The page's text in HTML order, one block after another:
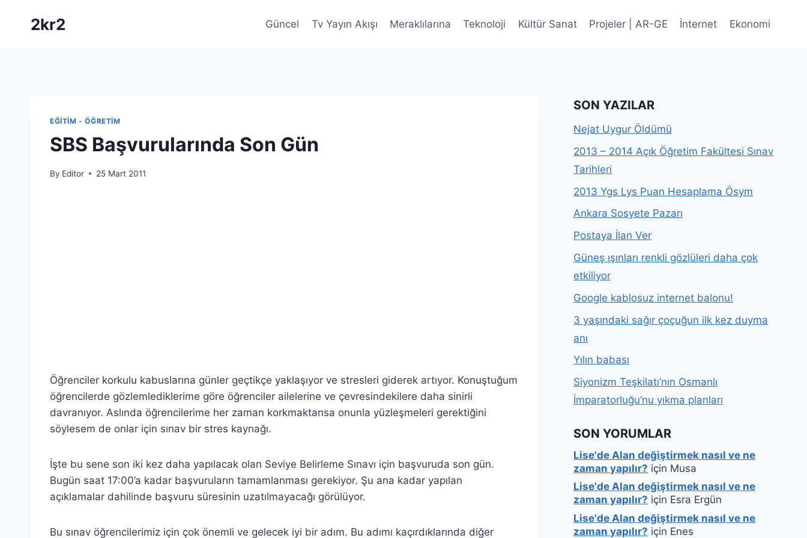
2kr2 Güncel Tv Yayın Akışı Meraklılarına Teknoloji Kültür Sanat Projeler | AR-GE İnternet Ekonomi
EĞITIM - ÖĞRETIM
SBS Başvurularında Son Gün
By Editor 25 Mart 2011
Öğrenciler korkulu kabuslarına günler geçtikçe yaklaşıyor ve stresleri giderek artıyor. Konuştuğum
öğrencilerde gözlemlediklerime göre öğrenciler ailelerine ve çevresindekilere daha sinirli
davranıyor. Aslında öğrencilerime her zaman korkmaktansa onunla yüzleşmeleri gerektiğini
söylesem de onlar için sınav bir stres kaynağı.
İşte bu sene son iki kez daha yapılacak olan Seviye Belirleme Sınavı için başvuruda son gün.
Bugün saat 17:00’a kadar başvuruların tamamlanması gerekiyor. Şu ana kadar yapılan
açıklamalar dahilinde başvuru süresinin uzatılmayacağı görülüyor.
Bu sınav öğrencilerimiz için çok önemli ve gelecek iyi bir adım. Bu adımı kaçırdıklarında diğer
SON YAZILAR
Nejat Uygur Öldümü
2013 – 2014 Açık Öğretim Fakültesi Sınav
Tarihleri
2013 Ygs Lys Puan Hesaplama Ösym
Ankara Sosyete Pazarı
Postaya İlan Ver
Güneş ışınları renkli gözlüleri daha çok
etkiliyor
Google kablosuz internet balonu!
3 yaşındaki sağır çoçuğun ilk kez duyma
anı
Yılın babası
Siyonizm Teşkilatı’nın Osmanlı
İmparatorluğu’nu yıkma planları
SON YORUMLAR
Lise'de Alan değiştirmek nasıl ve ne
zaman yapılır? için Musa
Lise'de Alan değiştirmek nasıl ve ne
zaman yapılır? için Esra Ergün
Lise'de Alan değiştirmek nasıl ve ne
zaman yapılır? için Enes